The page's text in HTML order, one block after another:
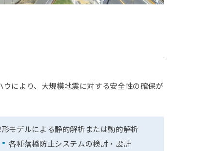
により、大規模地震に対する安全性の確保が
モデルによる静的解析または動的解析
各種落橋防止システムの検討・設計